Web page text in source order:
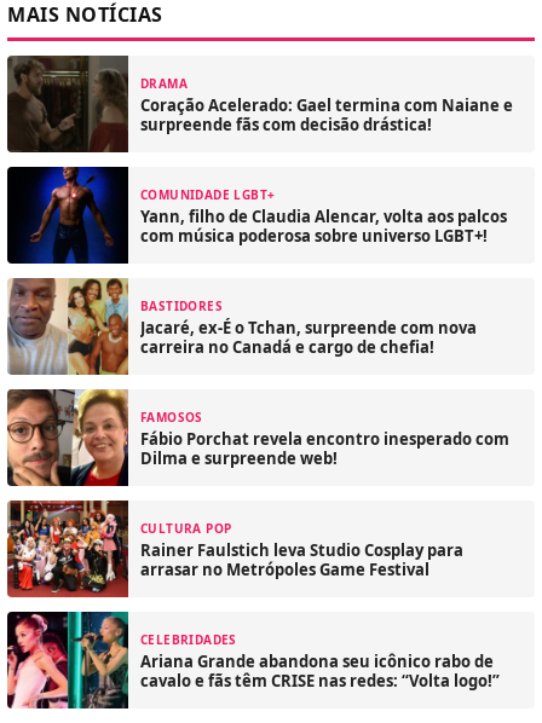
MAIS NOTÍCIAS
DRAMA
Coração Acelerado: Gael termina com Naiane e
surpreende fãs com decisão drástica!
COMUNIDADE LGBT+
Yann, filho de Claudia Alencar, volta aos palcos
com música poderosa sobre universo LGBT+!
BASTIDORES
Jacaré, ex-É o Tchan, surpreende com nova
carreira no Canadá e cargo de chefia!
FAMOSOS
Fábio Porchat revela encontro inesperado com
Dilma e surpreende web!
CULTURA POP
Rainer Faulstich leva Studio Cosplay para
arrasar no Metrópoles Game Festival
CELEBRIDADES
Ariana Grande abandona seu icônico rabo de
cavalo e fãs têm CRISE nas redes: “Volta logo!”